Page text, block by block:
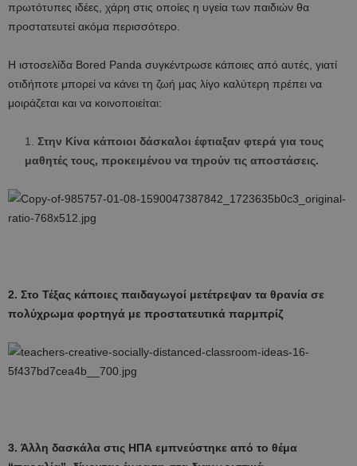
πρωτότυπες ιδέες, χάρη στις οποίες η υγεία των παιδιών θα
προστατευτεί ακόμα περισσότερο.
Η ιστοσελίδα Bored Panda συγκέντρωσε κάποιες από αυτές, γιατί
οτιδήποτε μπορεί να κάνει τη ζωή μας λίγο καλύτερη πρέπει να
μοιράζεται και να κοινοποιείται:
Στην Κίνα κάποιοι δάσκαλοι έφτιαξαν φτερά για τους
μαθητές τους, προκειμένου να τηρούν τις αποστάσεις.
2. Στο Τέξας κάποιες παιδαγωγοί μετέτρεψαν τα θρανία σε
πολύχρωμα φορτηγά με προστατευτικά παρμπρίζ
3. Άλλη δασκάλα στις ΗΠΑ εμπνεύστηκε από το θέμα